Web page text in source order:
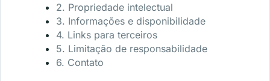
2. Propriedade intelectual
3. Informações e disponibilidade
4. Links para terceiros
5. Limitação de responsabilidade
6. Contato